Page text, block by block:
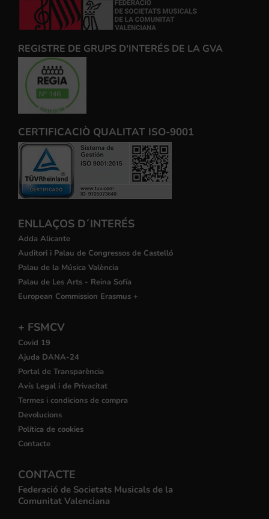
REGISTRE DE GRUPS D'INTERÉS DE LA GVA
CERTIFICACIÒ QUALITAT ISO-9001
ENLLAÇOS D´INTERÉS
Adda Alicante
Auditori i Palau de Congressos de Castelló
Palau de la Música València
Palau de Les Arts - Reina Sofía
European Commission Erasmus +
+ FSMCV
Covid 19
Ajuda DANA-24
Portal de Transparència
Avís Legal i de Privacitat
Termes i condicions de compra
Devolucions
Política de cookies
Contacte
CONTACTE
Federació de Societats Musicals de la
Comunitat Valenciana